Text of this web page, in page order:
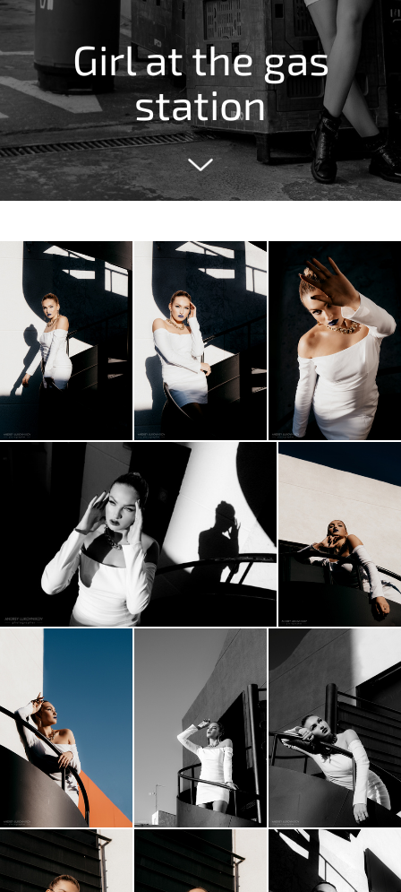
Girl at the gas
station